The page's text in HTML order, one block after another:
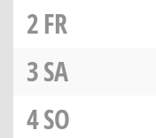
2FR
3SA
4SO